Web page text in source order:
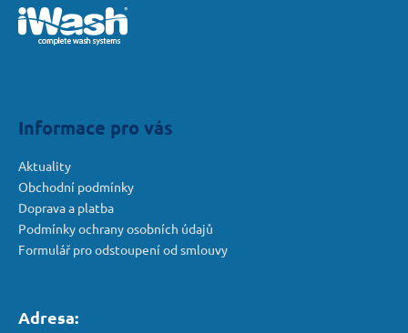
Informace pro vás
Aktuality
Obchodní podmínky
Doprava a platba
Podmínky ochrany osobních údajů
Formulář pro odstoupení od smlouvy
Adresa: